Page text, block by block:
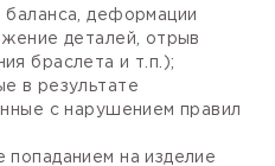
баланса, деформации
деталей, отрыв
браслета и т.п.);
в результате
с нарушением правил
попаданием на изделие